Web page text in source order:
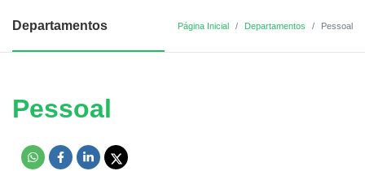
Departamentos Página Inicial Departamentos Pessoal
Pessoal